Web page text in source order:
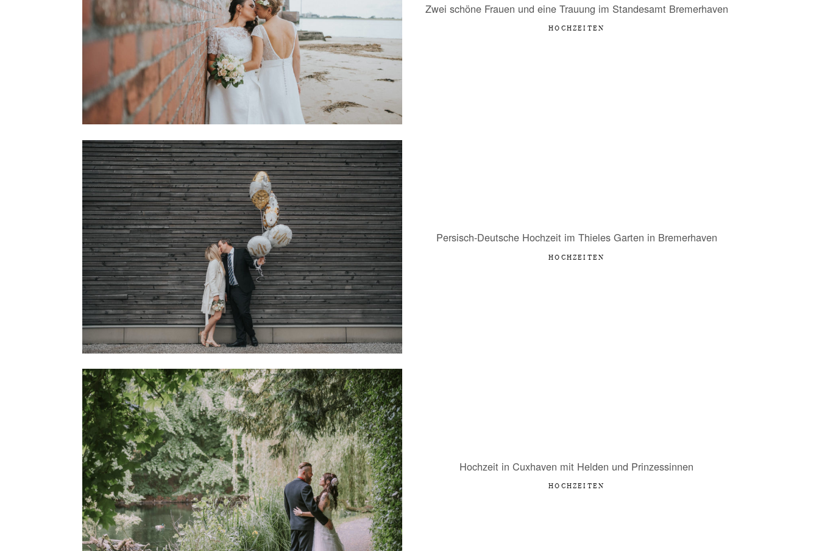
Zwei schöne Frauen und eine Trauung im Standesamt Bremerhaven
HOCHZEITEN
Persisch-Deutsche Hochzeit im Thieles Garten in Bremerhaven
HOCHZEITEN
Hochzeit in Cuxhaven mit Helden und Prinzessinnen
HOCHZEITEN